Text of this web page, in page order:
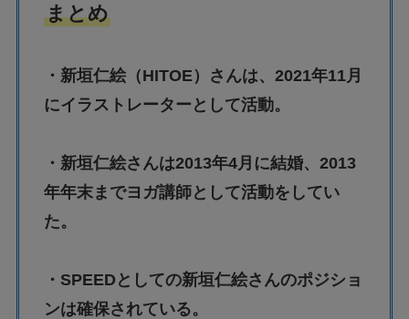
まとめ
・新垣仁絵（HITOE）さんは、2021年11月
にイラストレーターとして活動。
・新垣仁絵さんは2013年4月に結婚、2013
年年末までヨガ講師として活動をしてい
た。
・SPEEDとしての新垣仁絵さんのポジショ
ンは確保されている。